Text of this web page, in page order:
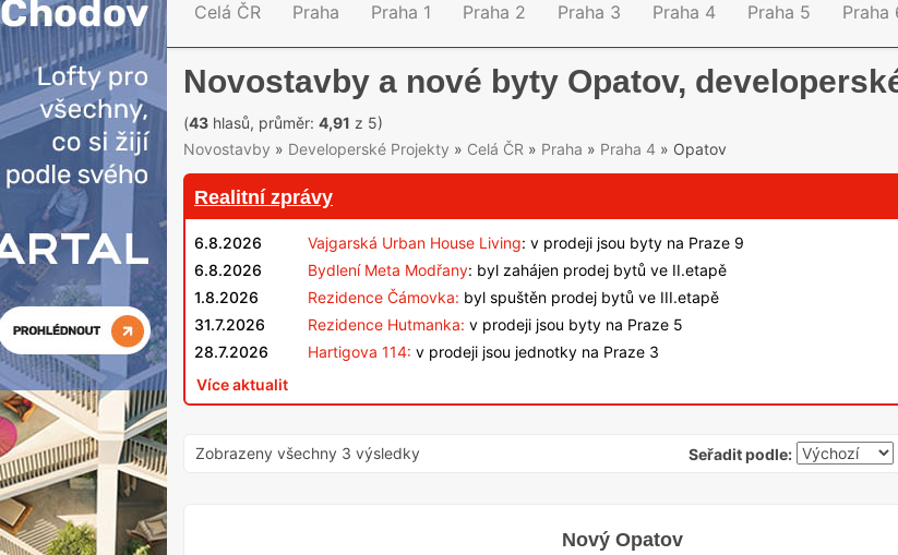
Celá ČR Praha Praha 1 Praha 2 Praha 3 Praha 4 Praha 5 Praha
Novostavby a nové byty Opatov,
(43 hlasů, průměr: 4,91 z 5)
Novostavby » Developerské Projekty » Celá ČR » Praha » Praha 4 » Opatov
Realitní zprávy
6.8.2026 Vajgarská Urban House Living: v prodeji jsou byty na Praze 9
6.8.2026
Bydlení Meta Modřany: byl zahájen prodej bytů ve II.etapě
1.8.2026
Rezidence Čámovka: byl spuštěn prodej bytů ve III.etapě
31.7.2026
Rezidence Hutmanka: v prodeji jsou byty na Praze 5
28.7.2026
Hartigova 114: v prodeji jsou jednotky na Praze 3
Více aktualit
Zobrazeny všechny 3 výsledky Seřadit podle:
Nový Opatov